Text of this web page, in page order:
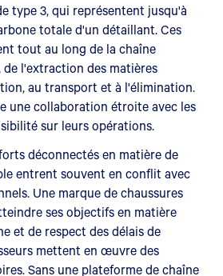
type 3, qui représentent jusqu'à
totale d'un détaillant. Ces
tout au long de la chaîne
l'extraction des matières
au transport et à l'élimination.
une collaboration étroite avec les
sur leurs opérations.
déconnectés en matière de
entrent souvent en conflit avec
Une marque de chaussures
ses objectifs en matière
et de respect des délais de
mettent en œuvre des
Sans une plateforme de chaîne